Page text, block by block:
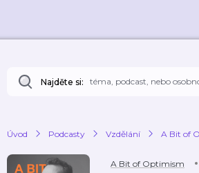
Najděte si:
Úvod Podcasty Vzdělání A Bit of
A Bit of Optimism